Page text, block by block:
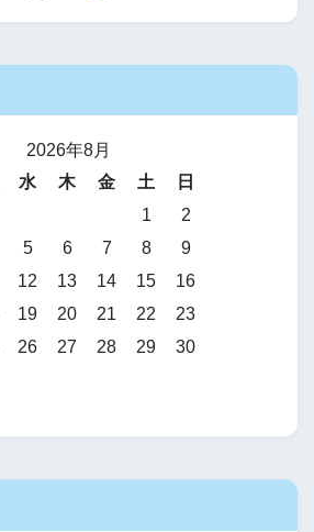
2026年8月
水 木 金 土
日
1
2
5 6 7 8
9
12 13 14 15
16
19 20 21 22
23
26 27 28 29
30